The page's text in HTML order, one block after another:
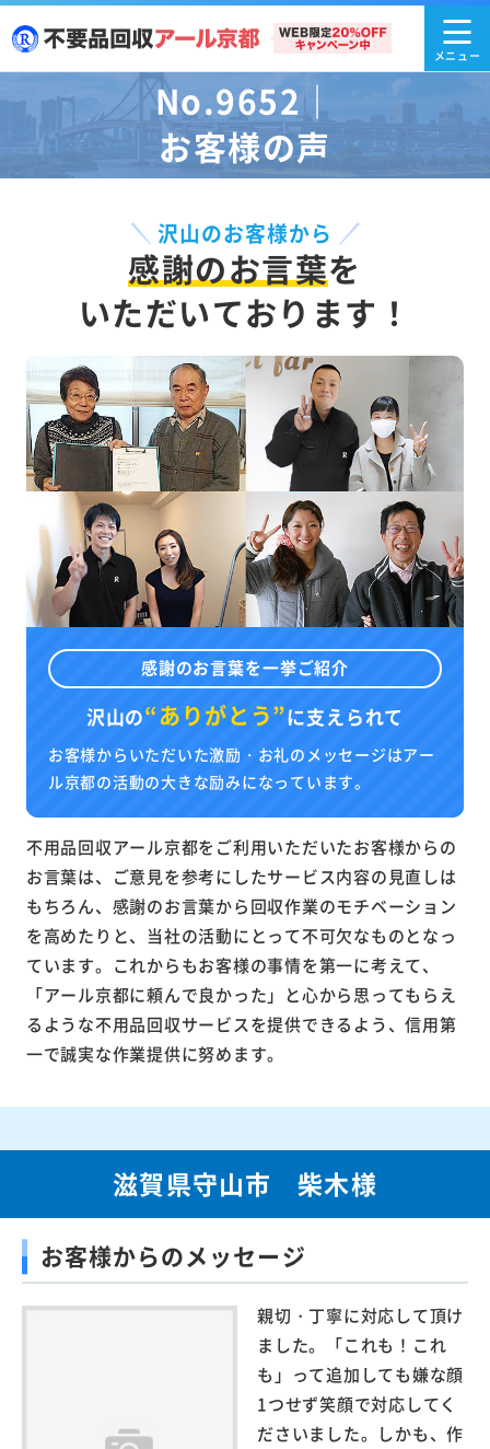
No.9652｜
お客様の声
沢山のお客様から
感謝のお言葉を
いただいております！
感謝のお言葉を一挙ご紹介
沢山の“ありがとう”に支えられて
お客様からいただいた激励・お礼のメッセージはアー
ル京都の活動の大きな励みになっています。
不用品回収アール京都をご利用いただいたお客様からの
お言葉は、ご意見を参考にしたサービス内容の見直しは
もちろん、感謝のお言葉から回収作業のモチベーション
を高めたりと、当社の活動にとって不可欠なものとなっ
ています。これからもお客様の事情を第一に考えて、
「アール京都に頼んで良かった」と心から思ってもらえ
るような不用品回収サービスを提供できるよう、信用第
一で誠実な作業提供に努めます。
滋賀県守山市 柴木様
お客様からのメッセージ
親切・丁寧に対応して頂け
ました。「これも！これ
も」って追加しても嫌な顔
1つせず笑顔で対応してく
ださいました。しかも、作